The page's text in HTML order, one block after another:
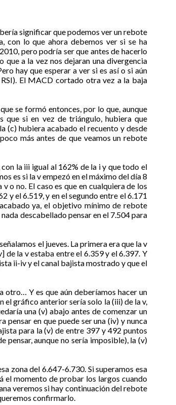
significar que podemos ver un rebote
con lo que ahora debemos ver si se ha
pero podría ser que antes de hacerlo
que a la vez nos dejaran una divergencia
hay que esperar a ver si es así o si aún
El MACD cortado otra vez a la baja
se formó entonces, por lo que, aunque
que si en vez de triángulo, hubiera que
(c) hubiera acabado el recuento y desde
más antes de que veamos un rebote
la iii igual al 162% de la i y que todo el
es si la v empezó en el máximo del día 8
o no. El caso es que en cualquiera de los
y el 6.519, y en el segundo entre el 6.171
ya, el objetivo mínimo de rebote
descabellado pensar en el 7.504 para
el jueves. La primera era que la v
de la v estaba entre el 6.359 y el 6.397. Y
ii-iv y el canal bajista mostrado y que el
otro… Y es que aún deberíamos hacer un
el gráfico anterior sería solo la (iii) de la v,
una (v) abajo antes de comenzar un
en que puede ser una (iv) y nunca
para la (v) de entre 397 y 492 puntos
pensar, aunque no sería imposible), la (v)
zona del 6.647-6.730. Si superamos esa
el momento de probar los largos cuando
veremos si hay continuación del rebote
confirmarlo.